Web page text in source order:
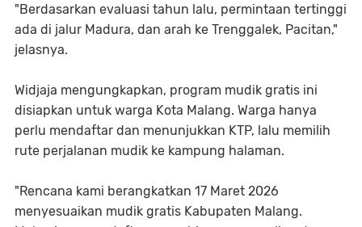
"Berdasarkan evaluasi tahun lalu, permintaan tertinggi
ada di jalur Madura, dan arah ke Trenggalek, Pacitan,"
jelasnya.
Widjaja mengungkapkan, program mudik gratis ini
disiapkan untuk warga Kota Malang. Warga hanya
perlu mendaftar dan menunjukkan KTP, lalu memilih
rute perjalanan mudik ke kampung halaman.
"Rencana kami berangkatkan 17 Maret 2026
menyesuaikan mudik gratis Kabupaten Malang.